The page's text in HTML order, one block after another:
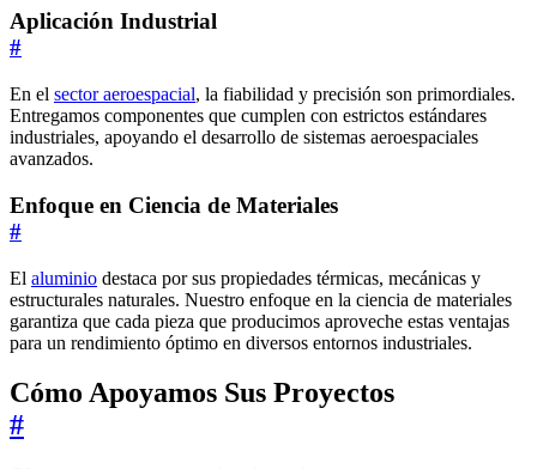
Aplicación Industrial
#
En el sector aeroespacial, la fiabilidad y precisión son primordiales.
Entregamos componentes que cumplen con estrictos estándares
industriales, apoyando el desarrollo de sistemas aeroespaciales
avanzados.
Enfoque en Ciencia de Materiales
#
El aluminio destaca por sus propiedades térmicas, mecánicas y
estructurales naturales. Nuestro enfoque en la ciencia de materiales
garantiza que cada pieza que producimos aproveche estas ventajas
para un rendimiento óptimo en diversos entornos industriales.
Cómo Apoyamos Sus Proyectos
#